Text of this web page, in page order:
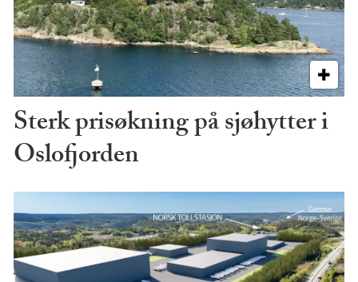
Sterk prisøkning på sjøhytter i
Oslofjorden